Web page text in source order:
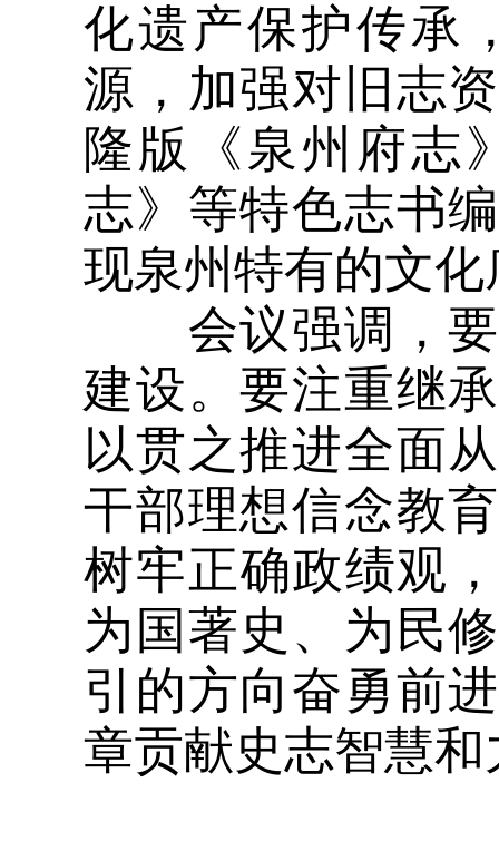
化遗产保护传承
源，加强对旧志
隆版《泉州府志
志》等特色志书
现泉州特有的文化
会议强调，要
建设。要注重继
以贯之推进全面
干部理想信念教
树牢正确政绩观
为国著史、为民
引的方向奋勇前
章贡献史志智慧和